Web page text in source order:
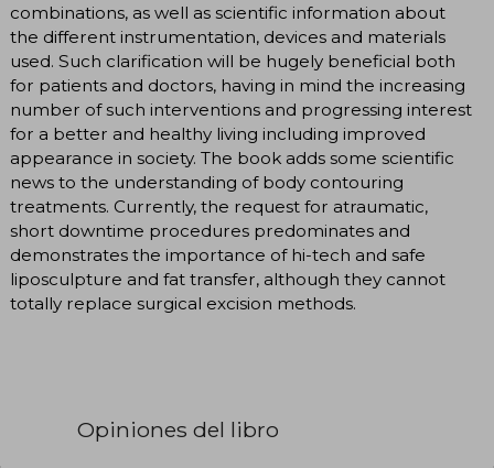
combinations, as well as scientific information about
the different instrumentation, devices and materials
used. Such clarification will be hugely beneficial both
for patients and doctors, having in mind the increasing
number of such interventions and progressing interest
for a better and healthy living including improved
appearance in society. The book adds some scientific
news to the understanding of body contouring
treatments. Currently, the request for atraumatic,
short downtime procedures predominates and
demonstrates the importance of hi-tech and safe
liposculpture and fat transfer, although they cannot
totally replace surgical excision methods.
Opiniones del libro